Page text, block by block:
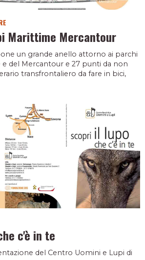
Marittime Mercantour
un grande anello attorno ai parchi
del Mercantour e 27 punti da non
transfrontaliero da fare in bici,
c'è in te
del Centro Uomini e Lupi di